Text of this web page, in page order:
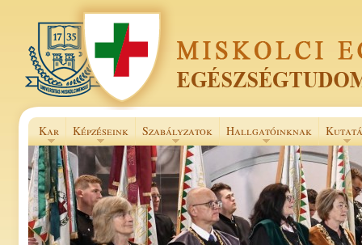
Kar Képzéseink Szabályzatok Hallgatóinknak